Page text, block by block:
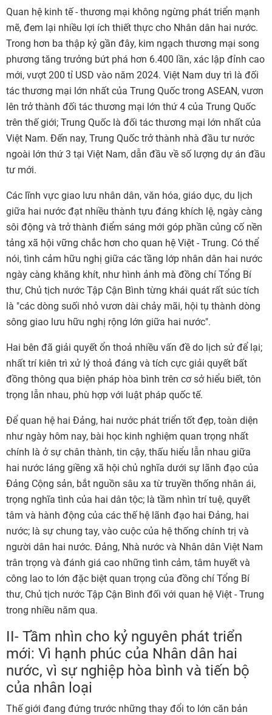
Quan hệ kinh tế - thương mại không ngừng phát triển mạnh
mẽ, đem lại nhiều lợi ích thiết thực cho Nhân dân hai nước.
Trong hơn ba thập kỷ gần đây, kim ngạch thương mại song
phương tăng trưởng bứt phá hơn 6.400 lần, xác lập đỉnh cao
mới, vượt 200 tỉ USD vào năm 2024. Việt Nam duy trì là đối
tác thương mại lớn nhất của Trung Quốc trong ASEAN, vươn
lên trở thành đối tác thương mại lớn thứ 4 của Trung Quốc
trên thế giới; Trung Quốc là đối tác thương mại lớn nhất của
Việt Nam. Đến nay, Trung Quốc trở thành nhà đầu tư nước
ngoài lớn thứ 3 tại Việt Nam, dẫn đầu về số lượng dự án đầu
tư mới.
Các lĩnh vực giao lưu nhân dân, văn hóa, giáo dục, du lịch
giữa hai nước đạt nhiều thành tựu đáng khích lệ, ngày càng
sôi động và trở thành điểm sáng mới góp phần củng cố nền
tảng xã hội vững chắc hơn cho quan hệ Việt - Trung. Có thể
nói, tình cảm hữu nghị giữa các tầng lớp nhân dân hai nước
ngày càng khăng khít, như hình ảnh mà đồng chí Tổng Bí
thư, Chủ tịch nước Tập Cận Bình từng khái quát rất súc tích
là "các dòng suối nhỏ vươn dài chảy mãi, hội tụ thành dòng
sông giao lưu hữu nghị rộng lớn giữa hai nước".
Hai bên đã giải quyết ổn thoả nhiều vấn đề do lịch sử để lại;
nhất trí kiên trì xử lý thoả đáng và tích cực giải quyết bất
đồng thông qua biện pháp hòa bình trên cơ sở hiểu biết, tôn
trọng lẫn nhau, phù hợp với luật pháp quốc tế.
Để quan hệ hai Đảng, hai nước phát triển tốt đẹp, toàn diện
như ngày hôm nay, bài học kinh nghiệm quan trọng nhất
chính là ở sự chân thành, tin cậy, thấu hiểu lẫn nhau giữa
hai nước láng giềng xã hội chủ nghĩa dưới sự lãnh đạo của
Đảng Cộng sản, bắt nguồn sâu xa từ truyền thống nhân ái,
trọng nghĩa tình của hai dân tộc; là tầm nhìn trí tuệ, quyết
tâm và hành động của các thế hệ lãnh đạo hai Đảng, hai
nước; là sự chung tay, vào cuộc của hệ thống chính trị và
người dân hai nước. Đảng, Nhà nước và Nhân dân Việt Nam
trân trọng và đánh giá cao những tình cảm, tâm huyết và
công lao to lớn đặc biệt quan trọng của đồng chí Tổng Bí
thư, Chủ tịch nước Tập Cận Bình đối với quan hệ Việt - Trung
trong nhiều năm qua.
II- Tầm nhìn cho kỷ nguyên phát triển
mới: Vì hạnh phúc của Nhân dân hai
nước, vì sự nghiệp hòa bình và tiến bộ
của nhân loại
Thế giới đang đứng trước những thay đổi to lớn căn bản